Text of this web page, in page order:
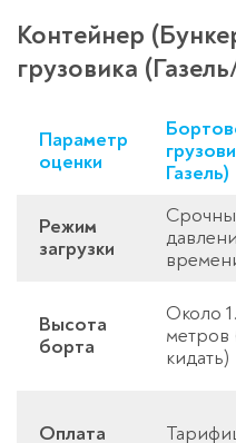
Контейнер
грузовика
Параметр
оценки
Газель)
Режим
загрузки
Высота
борта
Около
метров
кидать)
Оплата